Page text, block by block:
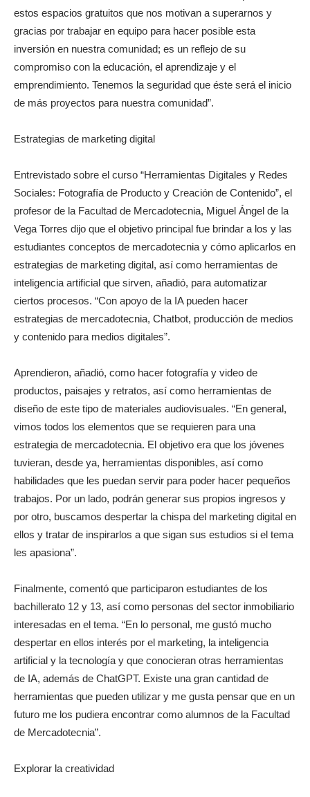
estos espacios gratuitos que nos motivan a superarnos y
gracias por trabajar en equipo para hacer posible esta
inversión en nuestra comunidad; es un reflejo de su
compromiso con la educación, el aprendizaje y el
emprendimiento. Tenemos la seguridad que éste será el inicio
de más proyectos para nuestra comunidad”.
Estrategias de marketing digital
Entrevistado sobre el curso “Herramientas Digitales y Redes
Sociales: Fotografía de Producto y Creación de Contenido”, el
profesor de la Facultad de Mercadotecnia, Miguel Ángel de la
Vega Torres dijo que el objetivo principal fue brindar a los y las
estudiantes conceptos de mercadotecnia y cómo aplicarlos en
estrategias de marketing digital, así como herramientas de
inteligencia artificial que sirven, añadió, para automatizar
ciertos procesos. “Con apoyo de la IA pueden hacer
estrategias de mercadotecnia, Chatbot, producción de medios
y contenido para medios digitales”.
Aprendieron, añadió, como hacer fotografía y video de
productos, paisajes y retratos, así como herramientas de
diseño de este tipo de materiales audiovisuales. “En general,
vimos todos los elementos que se requieren para una
estrategia de mercadotecnia. El objetivo era que los jóvenes
tuvieran, desde ya, herramientas disponibles, así como
habilidades que les puedan servir para poder hacer pequeños
trabajos. Por un lado, podrán generar sus propios ingresos y
por otro, buscamos despertar la chispa del marketing digital en
ellos y tratar de inspirarlos a que sigan sus estudios si el tema
les apasiona”.
Finalmente, comentó que participaron estudiantes de los
bachillerato 12 y 13, así como personas del sector inmobiliario
interesadas en el tema. “En lo personal, me gustó mucho
despertar en ellos interés por el marketing, la inteligencia
artificial y la tecnología y que conocieran otras herramientas
de IA, además de ChatGPT. Existe una gran cantidad de
herramientas que pueden utilizar y me gusta pensar que en un
futuro me los pudiera encontrar como alumnos de la Facultad
de Mercadotecnia”.
Explorar la creatividad